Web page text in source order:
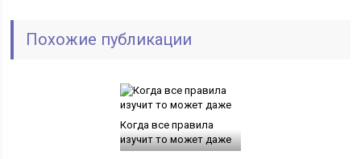
Похожие публикации
Когда все правила
изучит то может даже